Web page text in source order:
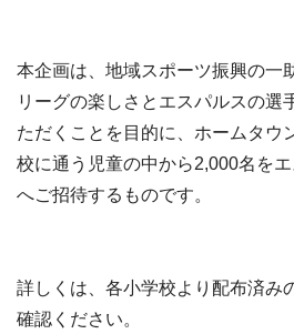
本企画は、地域スポーツ振興の一
リーグの楽しさとエスパルスの選
ただくことを目的に、ホームタウ
校に通う児童の中から2,000名を
へご招待するものです。
詳しくは、各小学校より配布済み
確認ください。